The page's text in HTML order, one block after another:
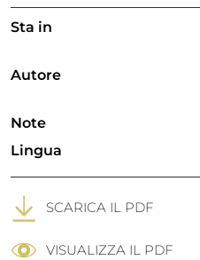
Sta in
Autore
Note
Lingua
SCARICA IL PDF
VISUALIZZA IL PDF